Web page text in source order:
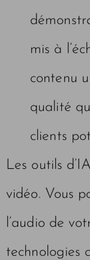
mis à
contenu
qualité
clients
Les outils
vidéo. Vous
l’audio de
technologies